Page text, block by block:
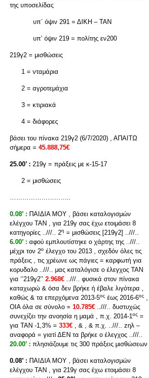
της υποσελίδας
υπ΄ όψιν 291 = ΔΙΚΗ – ΤΑΝ
υπ’ όψιν 219 = πολίτης εν200
219γ2 = μισθώσεις
1 = νταμάρια
2 = αγροτεμάχια
3 = κτιριακά
4 = διάφορες
βάσει του πίνακα 219γ2 (6/7/2020) , ΑΠΑΙΤΩ
σήμερα = 45.888,75€
25.00’ : 219γ = πράξεις με κ-15-17
2 = μισθώσεις
………………………..
0.08’ : ΠΑΙΔΙΑ ΜΟΥ , βάσει καταλογισμών
ελέγχου ΤΑΝ , για 219γ σας έχω ετοιμάσει 8
κατηγορίες ..///.. 2η = μισθώσεις [219γ2] ..///..
6.00’ : αφού εμπλουτίστηκε ο χάρτης της ..///..
μέχρι τον 2ο έλεγχο του 2013 , σχεδόν όλες τις
πράξεις , τις χρέωνε ως πάγιες = καρφωτή για
κορυδαλο ..///.. μας καταλόγισε ο έλεγχος ΤΑΝ
για ‘’219γ2’’ 2.968€ ..///.. φυσικά στον πίνακα
καταχωρώ & όσα δεν βρήκε ή έβαλε λιγότερα ,
καθώς & τα επερχόμενα 2013-5ος έως 2016-6ος ,
ΟΙΑ όλα σε σύνολο = 10.785€ ..///.. δυστυχώς
συνεχίζει την ανοησία η μαμά , π.χ. 2014-1ος =
για ΤΑΝ -1,3% = 333€ , & , & π.χ. ..///.. zηλ –
αναφορά = γιατί ΔΕΝ τα βρήκε ο έλεγχος ..///..
20.00’ : πλησιάζουμε τις 300 πράξεις μισθώσεων
0.08’ : ΠΑΙΔΙΑ ΜΟΥ , βάσει καταλογισμών
ελέγχου ΤΑΝ , για 219γ σας έχω ετοιμάσει 8